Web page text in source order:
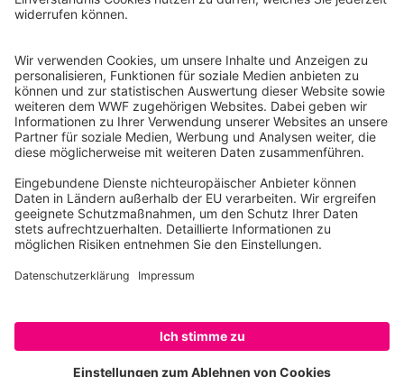
10117 Berlin
Ihre Spende kann steuerlich geltend gemacht werden
Registriert als Stiftung WWF Deutschland, Senatsverwaltung für
Justiz Berlin, Az: 3416/976/2
Umsatzsteuer-Identifikationsnummer: DE 114236103
Freistellungsbescheid: Als gemeinnützige Körperschaft befreit
von der Körperschaftssteuer gem. §5 I 9 KStg. unter der
Steuernummer 27/641/09321